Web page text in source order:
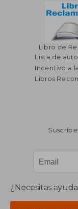
40%
Libro de
Lista de
Incentivo a
Libros
¿Necesitas